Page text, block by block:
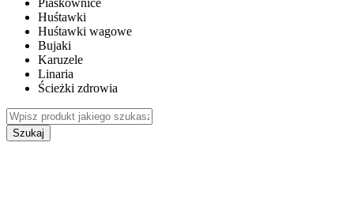
Piaskownice
Huśtawki
Huśtawki wagowe
Bujaki
Karuzele
Linaria
Ścieżki zdrowia
Szukaj